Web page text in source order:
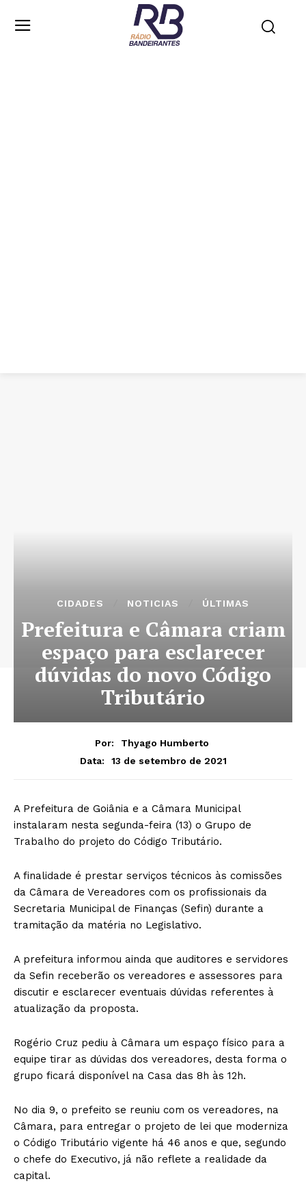
CIDADES NOTICIAS ÚLTIMAS
Prefeitura e Câmara criam
espaço para esclarecer
dúvidas do novo Código
Tributário
Por:
Thyago Humberto
Data:
13 de setembro de 2021
A Prefeitura de Goiânia e a Câmara Municipal
instalaram nesta segunda-feira (13) o Grupo de
Trabalho do projeto do Código Tributário.
A finalidade é prestar serviços técnicos às comissões
da Câmara de Vereadores com os profissionais da
Secretaria Municipal de Finanças (Sefin) durante a
tramitação da matéria no Legislativo.
A prefeitura informou ainda que auditores e servidores
da Sefin receberão os vereadores e assessores para
discutir e esclarecer eventuais dúvidas referentes à
atualização da proposta.
Rogério Cruz pediu à Câmara um espaço físico para a
equipe tirar as dúvidas dos vereadores, desta forma o
grupo ficará disponível na Casa das 8h às 12h.
No dia 9, o prefeito se reuniu com os vereadores, na
Câmara, para entregar o projeto de lei que moderniza
o Código Tributário vigente há 46 anos e que, segundo
o chefe do Executivo, já não reflete a realidade da
capital.